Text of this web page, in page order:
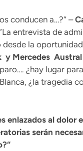
conducen a…?“ –
“La entrevista de
la
y Mercedes Austral
¿hay lugar
¿la tragedia
enlazados al dolor
serán